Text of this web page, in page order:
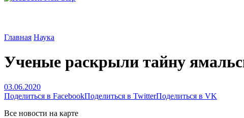
Главная Наука
Ученые раскрыли тайну
03.06.2020
Поделиться в FacebookПоделиться в TwitterПоделиться в VK
Все новости на карте